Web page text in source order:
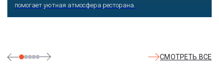
помогает уютная атмосфера ресторана.
СМОТРЕТЬ ВСЕ